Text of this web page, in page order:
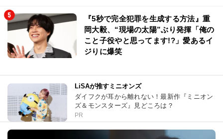
『5秒で完全犯罪を生成する方法』重
岡大毅、“現場の太陽”ぶり発揮「俺の
こと子役やと思ってます!?」愛あるイ
ジりに爆笑
LiSAが推すミニオンズ
ダイフクが耳から離れない！最新作『ミニオン
ズ＆モンスターズ』見どころは？
PR